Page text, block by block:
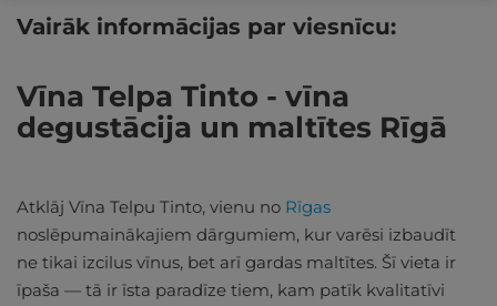
Vairāk informācijas par viesnīcu:
Vīna Telpa Tinto - vīna
degustācija un maltītes Rīgā
Atklāj Vīna Telpu Tinto, vienu no Rīgas
noslēpumainākajiem dārgumiem, kur varēsi izbaudīt
ne tikai izcilus vīnus, bet arī gardas maltītes. Šī vieta ir
īpaša — tā ir īsta paradīze tiem, kam patīk kvalitatīvi